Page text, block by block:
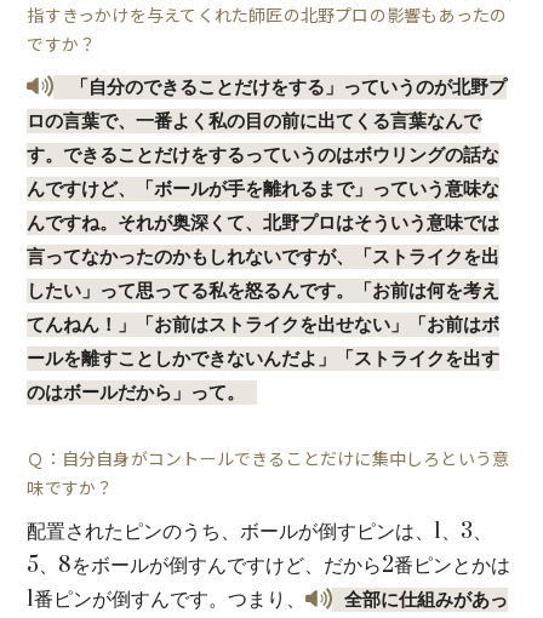
指すきっかけを与えてくれた師匠の北野プロの影響もあったの
ですか？
「自分のできることだけをする」っていうのが北野プ
ロの言葉で、一番よく私の目の前に出てくる言葉なんで
す。できることだけをするっていうのはボウリングの話な
んですけど、「ボールが手を離れるまで」っていう意味な
んですね。それが奥深くて、北野プロはそういう意味では
言ってなかったのかもしれないですが、「ストライクを出
したい」って思ってる私を怒るんです。「お前は何を考え
てんねん！」「お前はストライクを出せない」「お前はボ
ールを離すことしかできないんだよ」「ストライクを出す
のはボールだから」って。
Ｑ：自分自身がコントールできることだけに集中しろという意
味ですか？
配置されたピンのうち、ボールが倒すピンは、1、3、
5、8をボールが倒すんですけど、だから2番ピンとかは
1番ピンが倒すんです。つまり、
全部に仕組みがあっ